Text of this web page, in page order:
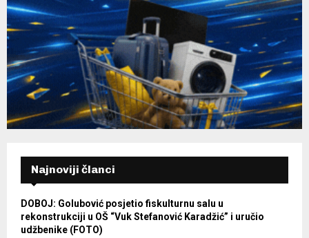
Najnoviji članci
DOBOJ: Golubović posjetio fiskulturnu salu u
rekonstrukciji u OŠ “Vuk Stefanović Karadžić” i uručio
udžbenike (FOTO)